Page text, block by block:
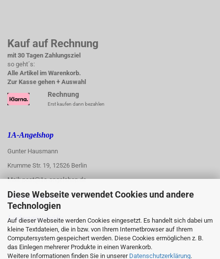
Diese Webseite verwendet Cookies und andere
Technologien
Auf dieser Webseite werden Cookies eingesetzt. Es handelt sich dabei um
kleine Textdateien, die in bzw. von Ihrem Internetbrowser auf Ihrem
Computersystem gespeichert werden. Diese Cookies ermöglichen z. B.
das Einlegen mehrerer Produkte in einen Warenkorb.
Weitere Informationen finden Sie in unserer Datenschutzerklärung.
Kauf auf Rechnung
mit 30 Tagen Zahlungsziel
so geht´s:
Alle Artikel im Warenkorb.
Zur Kasse gehen + Auswahl
Rechnung
Erst kaufen dann bezahlen
1A-Angelshop
Gunter Hausmann
Krumme Str. 19, 12526 Berlin
Mail: post@1a-angelshop.de
1A-Angelshop-
Ladengeschäft::
Regattastr. 66
12527 Berlin